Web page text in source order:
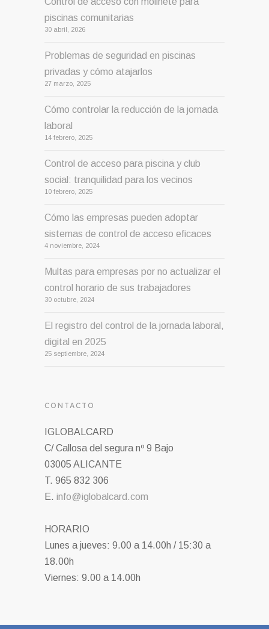
piscinas comunitarias
30 abril, 2026
Problemas de seguridad en piscinas
privadas y cómo atajarlos
27 marzo, 2025
Cómo controlar la reducción de la jornada
laboral
14 febrero, 2025
Control de acceso para piscina y club
social: tranquilidad para los vecinos
10 febrero, 2025
Cómo las empresas pueden adoptar
sistemas de control de acceso eficaces
4 noviembre, 2024
Multas para empresas por no actualizar el
control horario de sus trabajadores
30 octubre, 2024
El registro del control de la jornada laboral,
digital en 2025
25 septiembre, 2024
CONTACTO
IGLOBALCARD
C/ Callosa del segura nº 9 Bajo
03005 ALICANTE
T. 965 832 306
E. info@iglobalcard.com
HORARIO
Lunes a jueves: 9.00 a 14.00h / 15:30 a
18.00h
Viernes: 9.00 a 14.00h